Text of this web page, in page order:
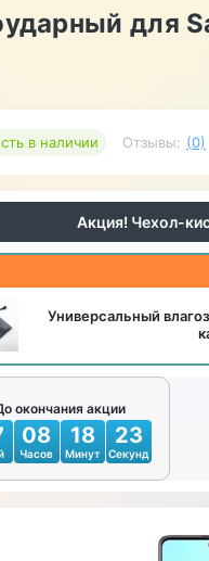
для
в наличии Отзывы: (0)
Акция! Чехол-
Универсальный
окончания акции
08
Часов
18
Минут
21
Секунд